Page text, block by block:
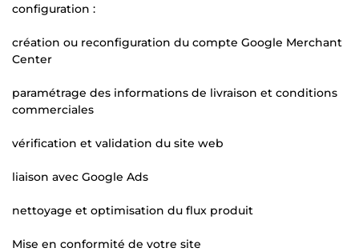
configuration :
création ou reconfiguration du compte Google Merchant
Center
paramétrage des informations de livraison et conditions
commerciales
vérification et validation du site web
liaison avec Google Ads
nettoyage et optimisation du flux produit
Mise en conformité de votre site